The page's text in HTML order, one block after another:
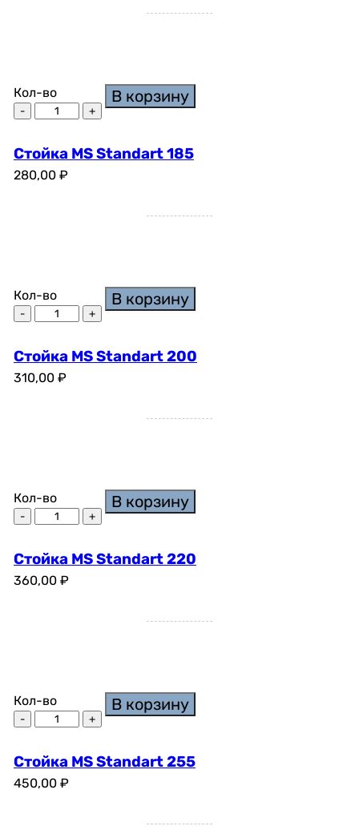
Кол-во В корзину
Стойка MS Standart 185
280,00 ₽
Кол-во В корзину
Стойка MS Standart 200
310,00 ₽
Кол-во В корзину
Стойка MS Standart 220
360,00 ₽
Кол-во В корзину
Стойка MS Standart 255
450,00 ₽